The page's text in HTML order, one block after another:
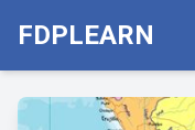
FDPLEARN